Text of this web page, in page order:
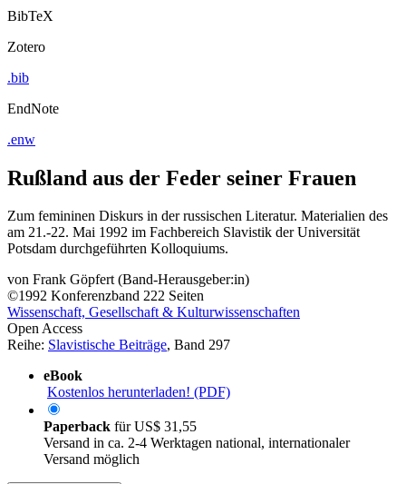
BibTeX
Zotero
.bib
EndNote
.enw
Rußland aus der Feder seiner Frauen
Zum femininen Diskurs in der russischen Literatur. Materialien des
am 21.-22. Mai 1992 im Fachbereich Slavistik der Universität
Potsdam durchgeführten Kolloquiums.
von Frank Göpfert (Band-Herausgeber:in)
©1992 Konferenzband 222 Seiten
Wissenschaft, Gesellschaft & Kulturwissenschaften
Open Access
Reihe: Slavistische Beiträge, Band 297
eBook
Kostenlos herunterladen! (PDF)
Paperback fürUS$ 31,55
Versand in ca. 2-4 Werktagen national, internationaler
Versand möglich